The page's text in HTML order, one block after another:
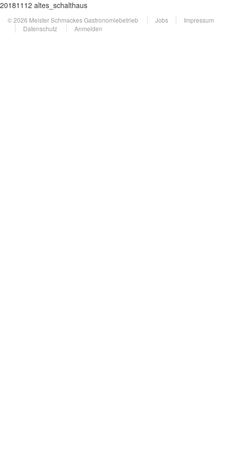
20181112 altes_schalthaus
© 2026 Meister Schmackes Gastronomiebetrieb Jobs
Impressum
Datenschutz
Anmelden